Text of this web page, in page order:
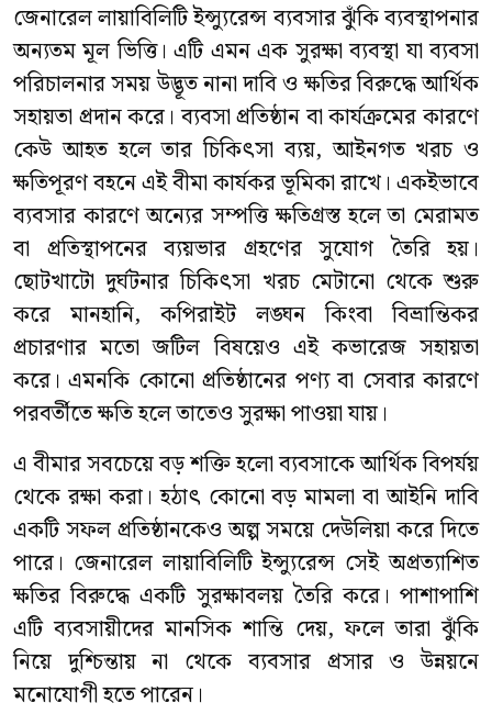
জেনারেল লায়াবিলিটি ইন্স্যুরেন্স ব্যবসার ঝুঁকি ব্যবস্থাপনার
অন্যতম মূল ভিত্তি। এটি এমন এক সুরক্ষা ব্যবস্থা যা ব্যবসা
পরিচালনার সময় উদ্ভূত নানা দাবি ও ক্ষতির বিরুদ্ধে আর্থিক
সহায়তা প্রদান করে। ব্যবসা প্রতিষ্ঠান বা কার্যক্রমের কারণে
কেউ আহত হলে তার চিকিৎসা ব্যয়, আইনগত খরচ ও
ক্ষতিপূরণ বহনে এই বীমা কার্যকর ভূমিকা রাখে। একইভাবে
ব্যবসার কারণে অন্যের সম্পত্তি ক্ষতিগ্রস্ত হলে তা মেরামত
বা প্রতিস্থাপনের ব্যয়ভার গ্রহণের সুযোগ তৈরি হয়।
ছোটখাটো দুর্ঘটনার চিকিৎসা খরচ মেটানো থেকে শুরু
করে মানহানি, কপিরাইট লঙ্ঘন কিংবা বিভ্রান্তিকর
প্রচারণার মতো জটিল বিষয়েও এই কভারেজ সহায়তা
করে। এমনকি কোনো প্রতিষ্ঠানের পণ্য বা সেবার কারণে
পরবর্তীতে ক্ষতি হলে তাতেও সুরক্ষা পাওয়া যায়।
এ বীমার সবচেয়ে বড় শক্তি হলো ব্যবসাকে আর্থিক বিপর্যয়
থেকে রক্ষা করা। হঠাৎ কোনো বড় মামলা বা আইনি দাবি
একটি সফল প্রতিষ্ঠানকেও অল্প সময়ে দেউলিয়া করে দিতে
পারে। জেনারেল লায়াবিলিটি ইন্স্যুরেন্স সেই অপ্রত্যাশিত
ক্ষতির বিরুদ্ধে একটি সুরক্ষাবলয় তৈরি করে। পাশাপাশি
এটি ব্যবসায়ীদের মানসিক শান্তি দেয়, ফলে তারা ঝুঁকি
নিয়ে দুশ্চিন্তায় না থেকে ব্যবসার প্রসার ও উন্নয়নে
মনোযোগী হতে পারেন।